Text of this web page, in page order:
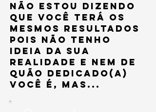
Não estou dizendo
que você terá os
mesmos resultados
pois não tenho
ideia da sua
realidade e nem de
quão dedicado(a)
você é, mas...